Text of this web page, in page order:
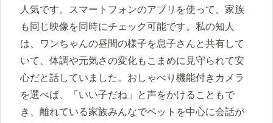
人気です。スマートフォンのアプリを使って、家族
も同じ映像を同時にチェック可能です。私の知人
は、ワンちゃんの昼間の様子を息子さんと共有して
いて、体調や元気さの変化もこまめに見守られて安
心だと話していました。おしゃべり機能付きカメラ
を選べば、「いい子だね」と声をかけることもで
き、離れている家族みんなでペットを中心に会話が